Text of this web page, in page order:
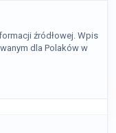
źródłowej. Wpis
dla Polaków w